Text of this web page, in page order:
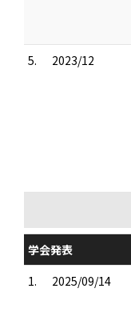
5. 2023/12
学会発表
1.
2025/09/14